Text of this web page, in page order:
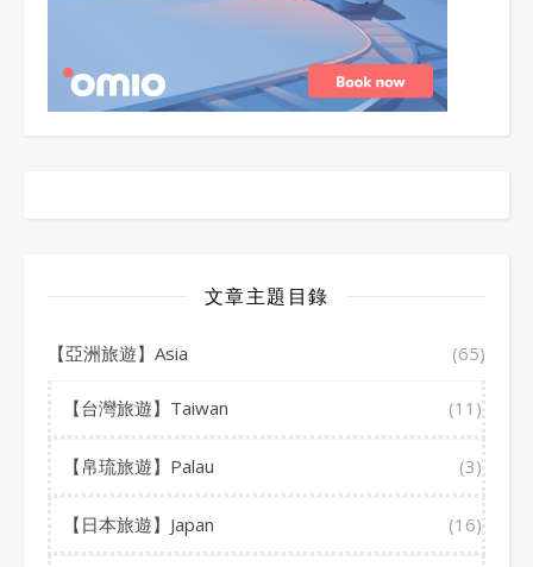
文章主題目錄
【亞洲旅遊】Asia (65)
【台灣旅遊】Taiwan (11)
【帛琉旅遊】Palau (3)
【日本旅遊】Japan (16)